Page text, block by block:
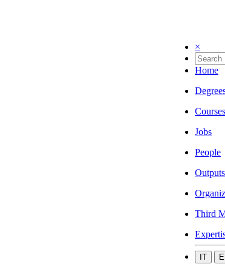
×
Home
Courses
Jobs
People
Outputs
Third
IT